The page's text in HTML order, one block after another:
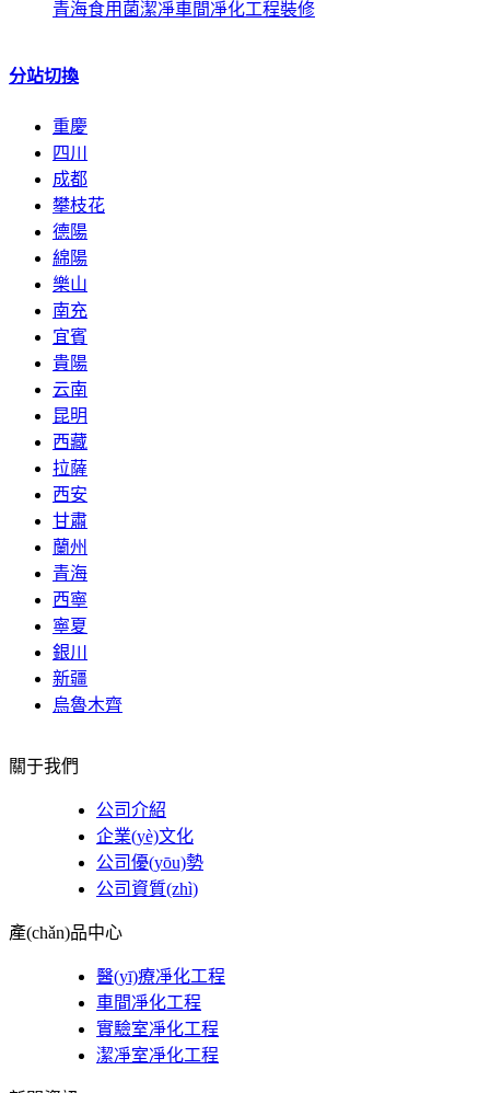
青海食用菌潔凈車間凈化工程裝修
分站切換
重慶
四川
成都
攀枝花
德陽
綿陽
樂山
南充
宜賓
貴陽
云南
昆明
西藏
拉薩
西安
甘肅
蘭州
青海
西寧
寧夏
銀川
新疆
烏魯木齊
關于我們
公司介紹
企業(yè)文化
公司優(yōu)勢
公司資質(zhì)
產(chǎn)品中心
醫(yī)療凈化工程
車間凈化工程
實驗室凈化工程
潔凈室凈化工程